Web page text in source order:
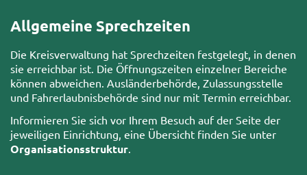
Allgemeine Sprechzeiten
Die Kreisverwaltung hat Sprechzeiten festgelegt, in denen
sie erreichbar ist. Die Öffnungszeiten einzelner Bereiche
können abweichen. Ausländerbehörde, Zulassungsstelle
und Fahrerlaubnisbehörde sind nur mit Termin erreichbar.
Informieren Sie sich vor Ihrem Besuch auf der Seite der
jeweiligen Einrichtung, eine Übersicht finden Sie unter
Organisationsstruktur